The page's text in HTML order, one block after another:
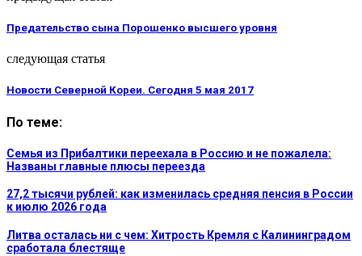
Предательство сына Порошенко высшего уровня
следующая статья
Новости Северной Кореи. Сегодня 5 мая 2017
По теме:
Семья из Прибалтики переехала в Россию и не пожалела:
Названы главные плюсы переезда
27,2 тысячи рублей: как изменилась средняя пенсия в России
к июлю 2026 года
Литва осталась ни с чем: Хитрость Кремля с Калининградом
сработала блестяще